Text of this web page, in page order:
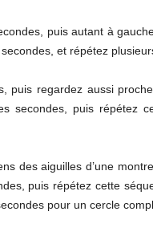
puis autant à
et répétez
puis regardez aussi
secondes, puis répétez
des aiguilles d’une
puis répétez cette
pour un cercle